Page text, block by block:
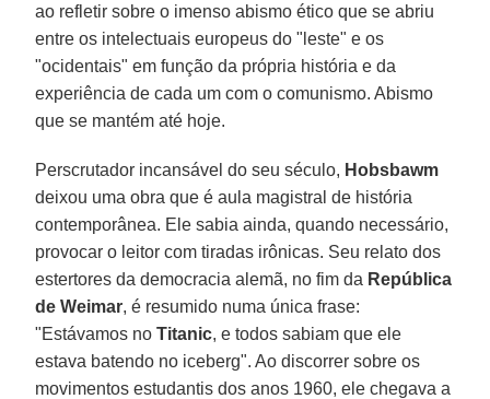
ao refletir sobre o imenso abismo ético que se abriu
entre os intelectuais europeus do "leste" e os
"ocidentais" em função da própria história e da
experiência de cada um com o comunismo. Abismo
que se mantém até hoje.
Perscrutador incansável do seu século, Hobsbawm
deixou uma obra que é aula magistral de história
contemporânea. Ele sabia ainda, quando necessário,
provocar o leitor com tiradas irônicas. Seu relato dos
estertores da democracia alemã, no fim da República
de Weimar, é resumido numa única frase:
"Estávamos noTitanic, e todos sabiam que ele
estava batendo no iceberg". Ao discorrer sobre os
movimentos estudantis dos anos 1960, ele chegava a